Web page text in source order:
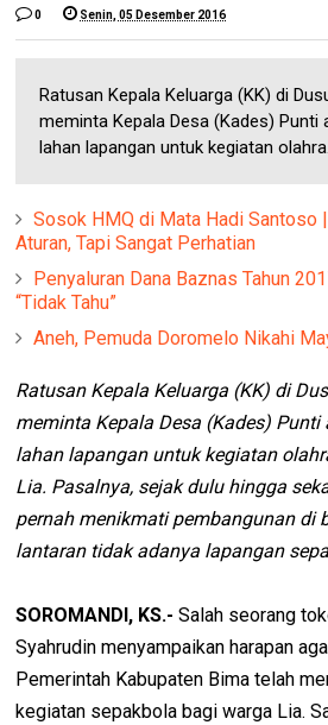
0 Senin, 05 Desember 2016
Ratusan Kepala Keluarga (KK) di
meminta Kepala Desa (Kades) Punti
lahan lapangan untuk kegiatan
Sosok HMQ di Mata Hadi Santoso
Aturan, Tapi Sangat Perhatian
Penyaluran Dana Baznas Tahun
“Tidak Tahu”
Aneh, Pemuda Doromelo Nikahi
Ratusan Kepala Keluarga (KK) di
meminta Kepala Desa (Kades)
lahan lapangan untuk kegiatan
Lia. Pasalnya, sejak dulu hingga
pernah menikmati pembangunan di
lantaran tidak adanya lapangan
SOROMANDI, KS.- Salah seorang
Syahrudin menyampaikan harapan
Pemerintah Kabupaten Bima telah
kegiatan sepakbola bagi warga Lia.